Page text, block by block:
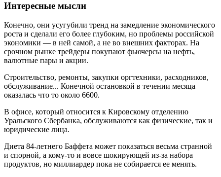
Интересные мысли
Конечно, они усугубили тренд на замедление экономического
роста и сделали его более глубоким, но проблемы российской
экономики — в ней самой, а не во внешних факторах. На
срочном рынке трейдеры покупают фьючерсы на нефть,
валютные пары и акции.
Строительство, ремонты, закупки оргтехники, расходников,
обслуживание... Конечной остановкой в течении месяца
оказалась что то около 6600.
В офисе, который относится к Кировскому отделению
Уральского Сбербанка, обслуживаются как физические, так и
юридические лица.
Диета 84-летнего Баффета может показаться весьма странной
и спорной, а кому-то и вовсе шокирующей из-за набора
продуктов, но миллиардер пока не собирается ее менять.